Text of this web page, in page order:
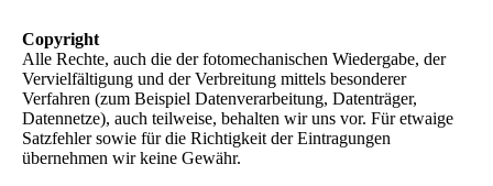
Copyright
Alle Rechte, auch die der fotomechanischen Wiedergabe, der
Vervielfältigung und der Verbreitung mittels besonderer
Verfahren (zum Beispiel Datenverarbeitung, Datenträger,
Datennetze), auch teilweise, behalten wir uns vor. Für etwaige
Satzfehler sowie für die Richtigkeit der Eintragungen
übernehmen wir keine Gewähr.